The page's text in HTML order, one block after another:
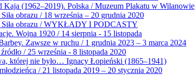
Kaja (1962–2019). Polska / Muzeum Plakatu w Wilanowie
obrazu / 18 września – 20 grudnia 2020
Siła obrazu / WYKŁADY I PODCASTY
Wojna 1920 / 14 sierpnia - 15 listopada
Zawsze w ruchu / 1 grudnia 2023 – 3 marca 2024
/ 25 września - 8 listopada 2020
której nie było… Ignacy Łopieński (1865–1941)
/ 21 listopada 2019 – 20 stycznia 2020